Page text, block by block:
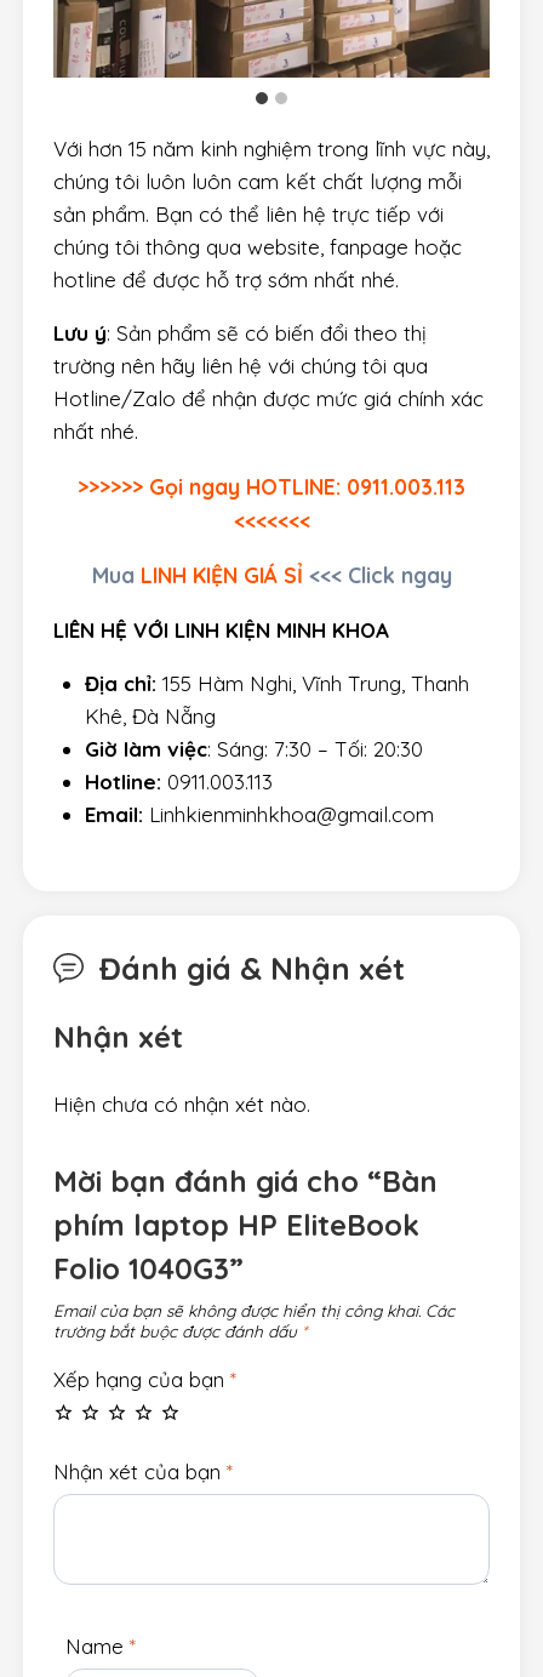
Với hơn 15 năm kinh nghiệm trong lĩnh vực này,
chúng tôi luôn luôn cam kết chất lượng mỗi
sản phẩm. Bạn có thể liên hệ trực tiếp với
chúng tôi thông qua website, fanpage hoặc
hotline để được hỗ trợ sớm nhất nhé.
Lưu ý: Sản phẩm sẽ có biến đổi theo thị
trường nên hãy liên hệ với chúng tôi qua
Hotline/Zalo để nhận được mức giá chính xác
nhất nhé.
>>>>>> Gọi ngay HOTLINE: 0911.003.113
<<<<<<<
Mua LINH KIỆN GIÁ SỈ <<< Click ngay
LIÊN HỆ VỚI LINH KIỆN MINH KHOA
Địa chỉ: 155 Hàm Nghi, Vĩnh Trung, Thanh
Khê, Đà Nẵng
Giờ làm việc: Sáng: 7:30 – Tối: 20:30
Hotline: 0911.003.113
Email: Linhkienminhkhoa@gmail.com
Đánh giá & Nhận xét
Nhận xét
Hiện chưa có nhận xét nào.
Mời bạn đánh giá cho “Bàn
phím laptop HP EliteBook
Folio 1040G3”
Email của bạn sẽ không được hiển thị công khai. Các
trường bắt buộc được đánh dấu *
Xếp hạng của bạn *
Nhận xét của bạn *
Name *